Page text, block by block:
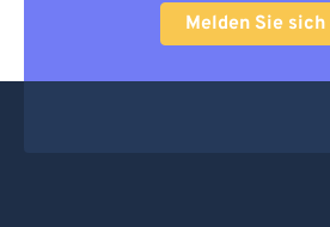
Melden Sie sich